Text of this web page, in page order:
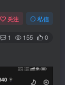
关注 私信
1 155 0